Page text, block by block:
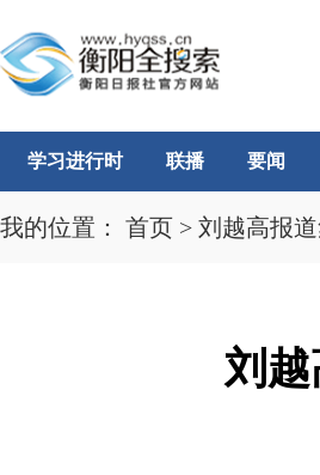
学习进行时 联播 要闻
我的位置： 首页 > 刘越高报
刘